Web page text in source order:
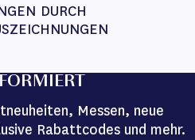
DURCH
Messen, neue
Rabattcodes und mehr.